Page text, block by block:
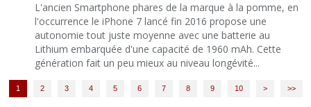
L'ancien Smartphone phares de la marque à la pomme, en
l'occurrence le iPhone 7 lancé fin 2016 propose une
autonomie tout juste moyenne avec une batterie au
Lithium embarquée d'une capacité de 1960 mAh. Cette
génération fait un peu mieux au niveau longévité...
1 2 3 4 5 6 7 8 9 10 > >>